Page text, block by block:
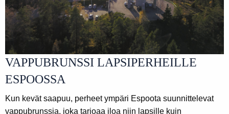
VAPPUBRUNSSI LAPSIPERHEILLE
ESPOOSSA
Kun kevät saapuu, perheet ympäri Espoota suunnittelevat
vappubrunssia, joka tarjoaa iloa niin lapsille kuin